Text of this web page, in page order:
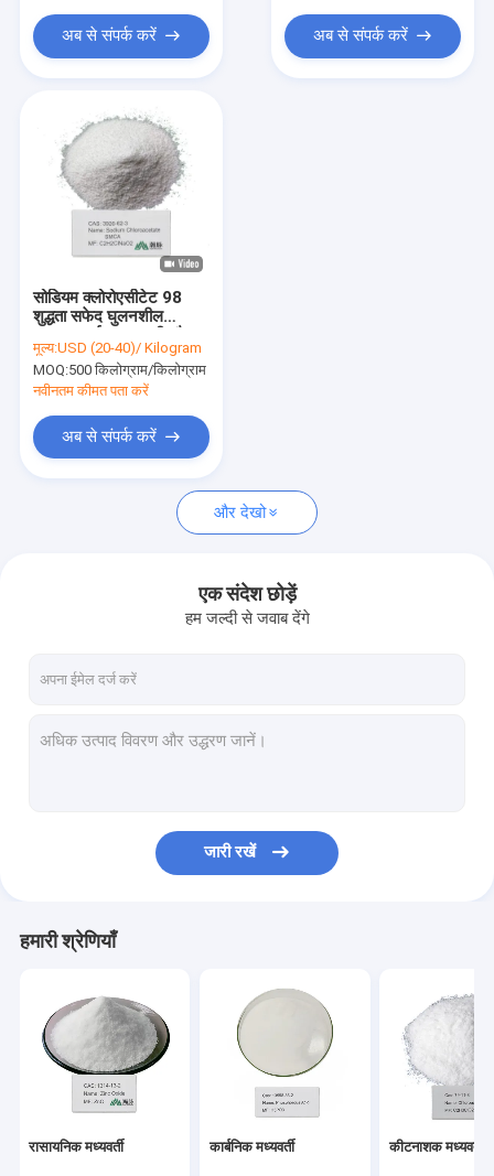
अब से संपर्क करें अब से संपर्क करें
सोडियम क्लोरोएसीटेट 98
शुद्धता सफेद घुलनशील
कृषि रसायन संश्लेषण के लिए
मूल्य:USD (20-40)/ Kilogram
MOQ:500 किलोग्राम/किलोग्राम
नवीनतम कीमत पता करें
अब से संपर्क करें
और देखो
एक संदेश छोड़ें
हम जल्दी से जवाब देंगे
जारी रखें
हमारी श्रेणियाँ
रासायनिक मध्यवर्ती कार्बनिक मध्यवर्ती कीटनाशक मध्यवर्ती